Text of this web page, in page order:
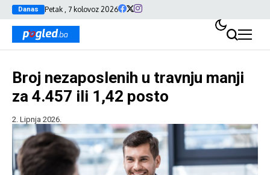
Danas Petak , 7 kolovoz 2026
Broj nezaposlenih u travnju manji
za 4.457 ili 1,42 posto
2. Lipnja 2026.